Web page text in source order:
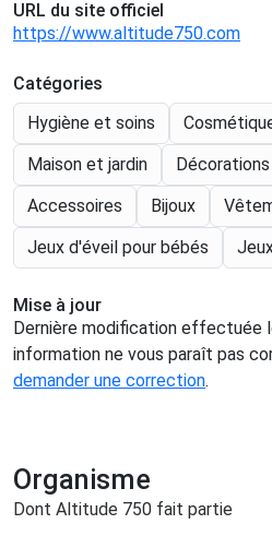
URL du site officiel
https://www.altitude750.com
Catégories
Hygiène et soins
Maison et jardin
Décorations
Accessoires
Bijoux
Jeux d'éveil pour bébés
Mise à jour
Dernière modification effectuée
information ne vous paraît pas
demander une correction.
Organisme
Dont Altitude 750 fait partie